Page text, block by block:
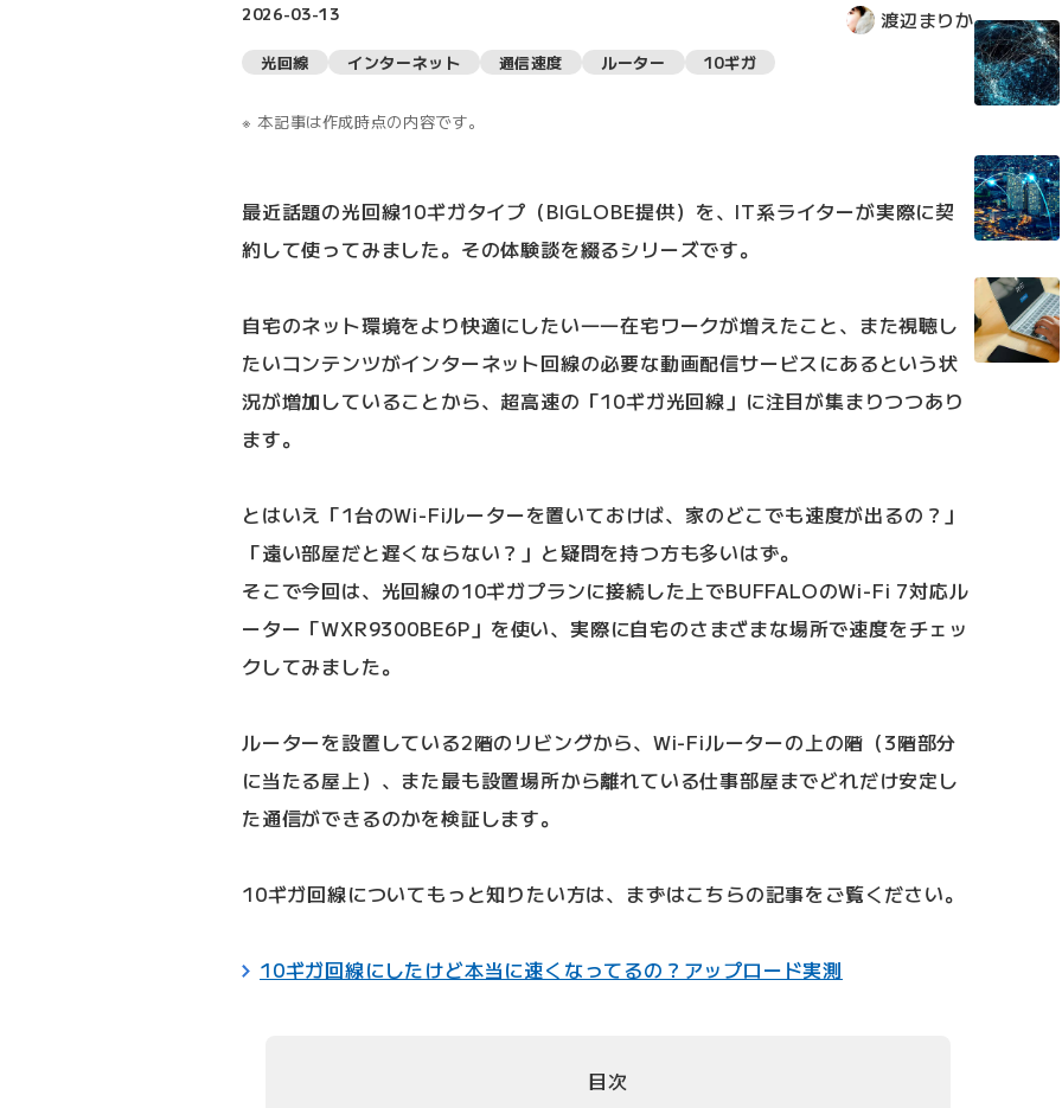
2026-03-13 渡辺まりか
光回線 インターネット 通信速度 ルーター 10ギガ
本記事は作成時点の内容です。
最近話題の光回線10ギガタイプ（BIGLOBE提供）を、IT系ライターが実際に契
約して使ってみました。その体験談を綴るシリーズです。
自宅のネット環境をより快適にしたい――在宅ワークが増えたこと、また視聴し
たいコンテンツがインターネット回線の必要な動画配信サービスにあるという状
況が増加していることから、超高速の「10ギガ光回線」に注目が集まりつつあり
ます。
とはいえ「1台のWi-Fiルーターを置いておけば、家のどこでも速度が出るの？」
「遠い部屋だと遅くならない？」と疑問を持つ方も多いはず。
そこで今回は、光回線の10ギガプランに接続した上でBUFFALOのWi-Fi 7対応ル
ーター「WXR9300BE6P」を使い、実際に自宅のさまざまな場所で速度をチェッ
クしてみました。
ルーターを設置している2階のリビングから、Wi-Fiルーターの上の階（3階部分
に当たる屋上）、また最も設置場所から離れている仕事部屋までどれだけ安定し
た通信ができるのかを検証します。
10ギガ回線についてもっと知りたい方は、まずはこちらの記事をご覧ください。
10ギガ回線にしたけど本当に速くなってるの？アップロード実測
目次